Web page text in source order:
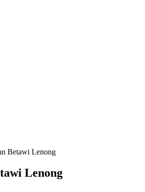
Betawi Lenong
Lenong